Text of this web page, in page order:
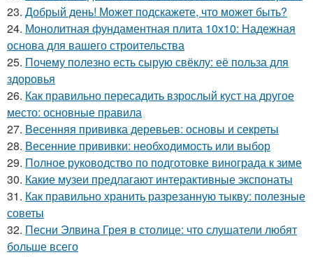
23. Добрый день! Может подскажете, что может быть?
24. Монолитная фундаментная плита 10х10: Надежная
основа для вашего строительства
25. Почему полезно есть сырую свёклу: её польза для
здоровья
26. Как правильно пересадить взрослый куст на другое
место: основные правила
27. Весенняя прививка деревьев: основы и секреты
28. Весенние прививки: необходимость или выбор
29. Полное руководство по подготовке винограда к зиме
30. Какие музеи предлагают интерактивные экспонаты
31. Как правильно хранить разрезанную тыкву: полезные
советы
32. Песни Элвина Грея в столице: что слушатели любят
больше всего